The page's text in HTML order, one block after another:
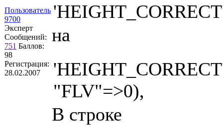
Пользователь
9700
Эксперт
Сообщений:
751 Баллов:
98
Регистрация:
28.02.2007
на
"FLV"=>0),
В строке